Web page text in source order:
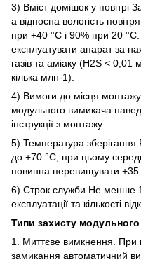
3) Вміст домішок у повітрі
а відносна вологість
при +40 °C і 90% при 20
експлуатувати апарат за
газів та аміаку (H2S <
кілька млн-1).
4) Вимоги до місця
модульного вимикача
інструкції з монтажу.
5) Температура зберігання
до +70 °C, при цьому
повинна перевищувати +35
6) Строк служби Не менше
експлуатації та кількості
Типи захисту
1. Миттєве вимкнення. При
замикання автоматичний